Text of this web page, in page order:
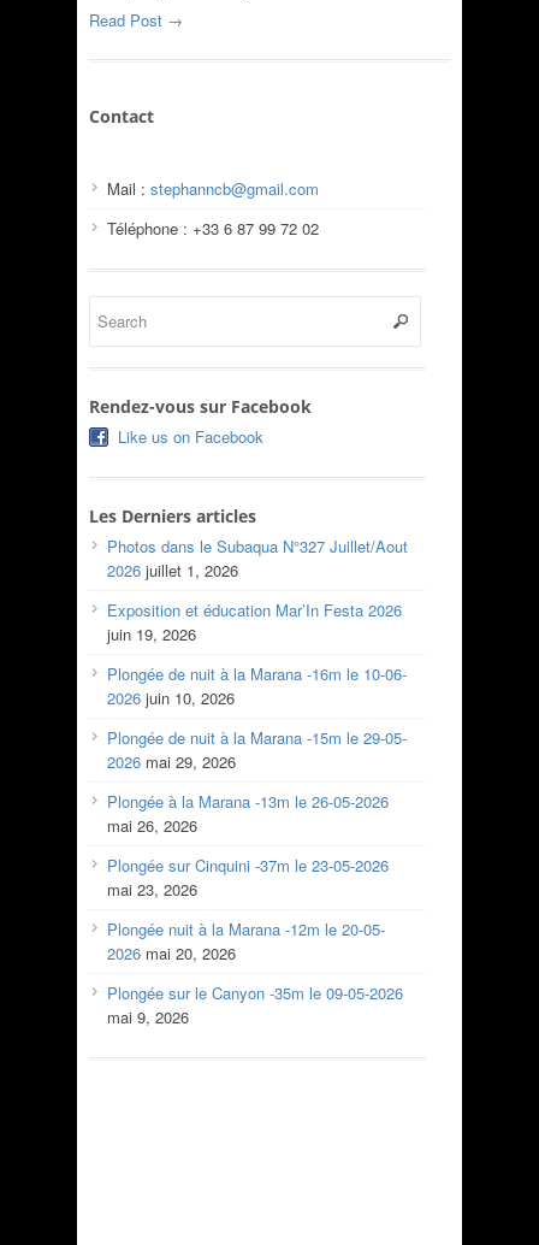
Read Post →
Contact
Mail : stephanncb@gmail.com
Téléphone : +33 6 87 99 72 02
Rendez-vous sur Facebook
Like us on Facebook
Les Derniers articles
Photos dans le Subaqua N°327 Juillet/Aout
2026 juillet 1, 2026
Exposition et éducation Mar’In Festa 2026
juin 19, 2026
Plongée de nuit à la Marana -16m le 10-06-
2026 juin 10, 2026
Plongée de nuit à la Marana -15m le 29-05-
2026 mai 29, 2026
Plongée à la Marana -13m le 26-05-2026
mai 26, 2026
Plongée sur Cinquini -37m le 23-05-2026
mai 23, 2026
Plongée nuit à la Marana -12m le 20-05-
2026 mai 20, 2026
Plongée sur le Canyon -35m le 09-05-2026
mai 9, 2026